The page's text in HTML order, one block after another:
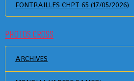
FONTRAILLES CHPT 65 (17/05/2026)
PHOTOS CROSS
ARCHIVES